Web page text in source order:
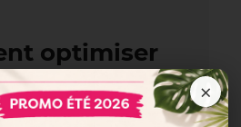
×
optimiser
avec la
?